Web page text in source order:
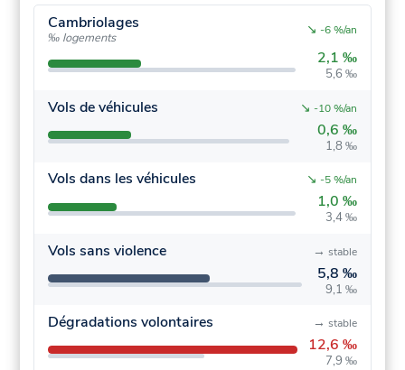
Cambriolages
‰ logements
2,1 ‰
5,6 ‰
↘ -6 %/an
Vols de véhicules
0,6 ‰
1,8 ‰
↘ -10 %/an
Vols dans les véhicules
1,0 ‰
3,4 ‰
↘ -5 %/an
Vols sans violence
5,8 ‰
9,1 ‰
→ stable
Dégradations volontaires
12,6 ‰
7,9 ‰
→ stable